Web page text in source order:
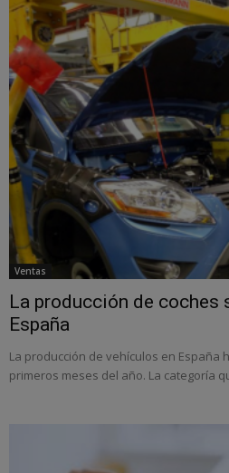
Ventas
La producción de coches
España
La producción de vehículos en España
primeros meses del año. La categoría